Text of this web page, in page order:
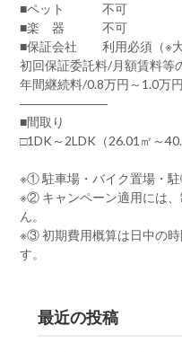
■ペット 不可
■楽 器 不可
■保証会社 利用必須（※大
初回保証委託料/月額賃料等
年間継続料/0.8万円～1.0万円
―――――――
■間取り
□1DK～2LDK（26.01㎡～
※① 駐車場・バイク置場・駐
※② キャンペーン適用には
ん。
※③ 初期費用概算は日中の
す。
最近の投稿